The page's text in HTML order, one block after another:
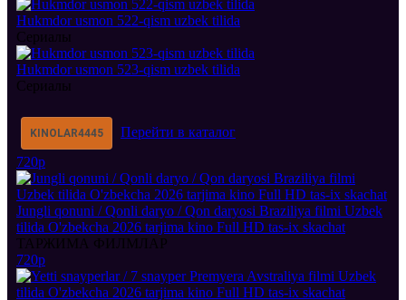
Hukmdor usmon 522-qism uzbek tilida
Сериалы
Hukmdor usmon 523-qism uzbek tilida
Сериалы
KINOLAR4445
Перейти в каталог
720p
Jungli qonuni / Qonli daryo / Qon daryosi Braziliya filmi Uzbek
tilida O'zbekcha 2026 tarjima kino Full HD tas-ix skachat
ТАРЖИМА ФИЛМЛАР
720p